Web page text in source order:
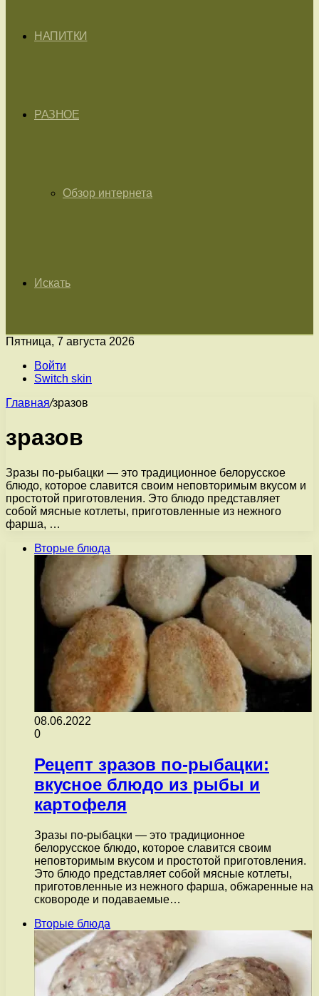
НАПИТКИ
РАЗНОЕ
Обзор интернета
Искать
Пятница, 7 августа 2026
Войти
Switch skin
Главная/зразов
зразов
Зразы по-рыбацки — это традиционное белорусское
блюдо, которое славится своим неповторимым вкусом и
простотой приготовления. Это блюдо представляет
собой мясные котлеты, приготовленные из нежного
фарша, …
Вторые блюда
08.06.2022
0
Рецепт зразов по-рыбацки:
вкусное блюдо из рыбы и
картофеля
Зразы по-рыбацки — это традиционное
белорусское блюдо, которое славится своим
неповторимым вкусом и простотой приготовления.
Это блюдо представляет собой мясные котлеты,
приготовленные из нежного фарша, обжаренные на
сковороде и подаваемые…
Вторые блюда